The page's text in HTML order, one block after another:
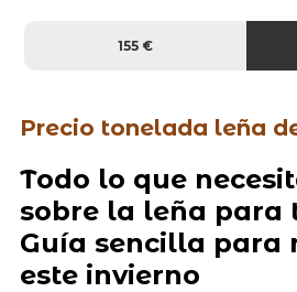
155 €
Precio tonelada leña
Todo lo que
sobre la leña para
Guía sencilla para
este invierno